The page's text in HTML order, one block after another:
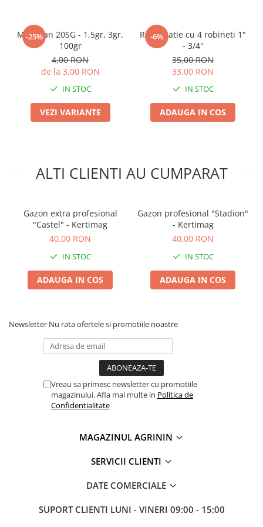
Pompa de apa curata/murdara
Pompa de stropit
Spray si intretinere
Vinificatie
Acumulatori si Incarcatoare
Burghie
Cantare
Consumabile motofierastrau
Demarouri drujba
Discuri motocoasa
Fierastraie manuale
Hranitoare/ Adapatoare
-25%
Mospilan 20SG - 1,5gr, 3gr,
100gr
4,00 RON
de la 3,00 RON
IN STOC
VEZI VARIANTE
-6%
Ramificatie cu 4 robineti 1"
- 3/4"
35,00 RON
33,00 RON
IN STOC
ADAUGA IN COS
ALTI CLIENTI AU CUMPARAT
Gazon extra profesional
"Castel" - Kertimag
40,00 RON
IN STOC
ADAUGA IN COS
Gazon profesional "Stadion"
- Kertimag
40,00 RON
IN STOC
ADAUGA IN COS
Newsletter Nu rata ofertele si promotiile noastre
Vreau sa primesc newsletter cu promotiile
magazinului. Afla mai multe in Politica de
Confidentialitate
MAGAZINUL AGRININ
SERVICII CLIENTI
DATE COMERCIALE
SUPORT CLIENTI LUNI - VINERI 09:00 - 15:00